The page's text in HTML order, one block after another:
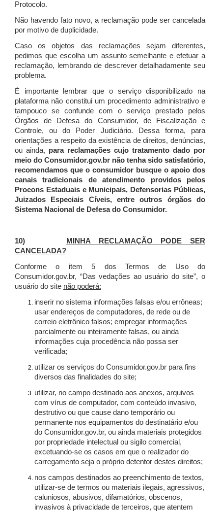
Protocolo.
Não havendo fato novo, a reclamação pode ser cancelada
por motivo de duplicidade.
Caso os objetos das reclamações sejam diferentes,
pedimos que escolha um assunto semelhante e efetuar a
reclamação, lembrando de descrever detalhadamente seu
problema.
É importante lembrar que o serviço disponibilizado na
plataforma não constitui um procedimento administrativo e
tampouco se confunde com o serviço prestado pelos
Órgãos de Defesa do Consumidor, de Fiscalização e
Controle, ou do Poder Judiciário. Dessa forma, para
orientações a respeito da existência de direitos, denúncias,
ou ainda, para reclamações cujo tratamento dado por
meio do Consumidor.gov.br não tenha sido satisfatório,
recomendamos que o consumidor busque o apoio dos
canais tradicionais de atendimento providos pelos
Procons Estaduais e Municipais, Defensorias Públicas,
Juizados Especiais Cíveis, entre outros órgãos do
Sistema Nacional de Defesa do Consumidor.
10)
MINHA RECLAMAÇÃO PODE SER
CANCELADA?
Conforme o item 5 dos Termos de Uso do
Consumidor.gov.br, “Das vedações ao usuário do site”, o
usuário do site não poderá:
inserir no sistema informações falsas e/ou errôneas;
usar endereços de computadores, de rede ou de
correio eletrônico falsos; empregar informações
parcialmente ou inteiramente falsas, ou ainda
informações cuja procedência não possa ser
verificada;
utilizar os serviços do Consumidor.gov.br para fins
diversos das finalidades do site;
utilizar, no campo destinado aos anexos, arquivos
com vírus de computador, com conteúdo invasivo,
destrutivo ou que cause dano temporário ou
permanente nos equipamentos do destinatário e/ou
do Consumidor.gov.br, ou ainda materiais protegidos
por propriedade intelectual ou sigilo comercial,
excetuando-se os casos em que o realizador do
carregamento seja o próprio detentor destes direitos;
nos campos destinados ao preenchimento de textos,
utilizar-se de termos ou materiais ilegais, agressivos,
caluniosos, abusivos, difamatórios, obscenos,
invasivos à privacidade de terceiros, que atentem